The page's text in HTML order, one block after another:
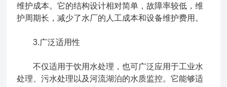
维护成本。它的结构设计相对简单，故障率较低，维
护周期长，减少了水厂的人工成本和设备维护费用。
3.广泛适用性
不仅适用于饮用水处理，也可广泛应用于工业水
处理、污水处理以及河流湖泊的水质监控。它能够适